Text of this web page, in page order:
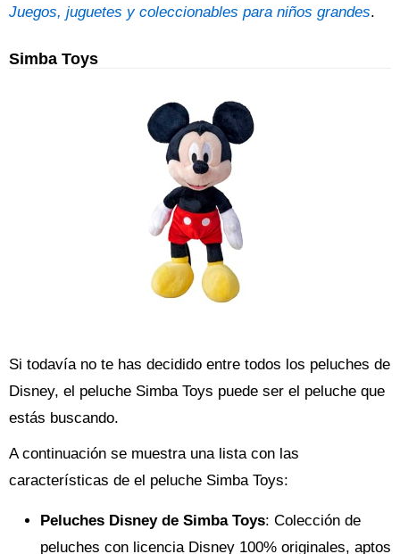
Juegos, juguetes y coleccionables para niños grandes.
Simba Toys
Si todavía no te has decidido entre todos los peluches de
Disney, el peluche Simba Toys puede ser el peluche que
estás buscando.
A continuación se muestra una lista con las
características de el peluche Simba Toys:
Peluches Disney de Simba Toys: Colección de
peluches con licencia Disney 100% originales, aptos